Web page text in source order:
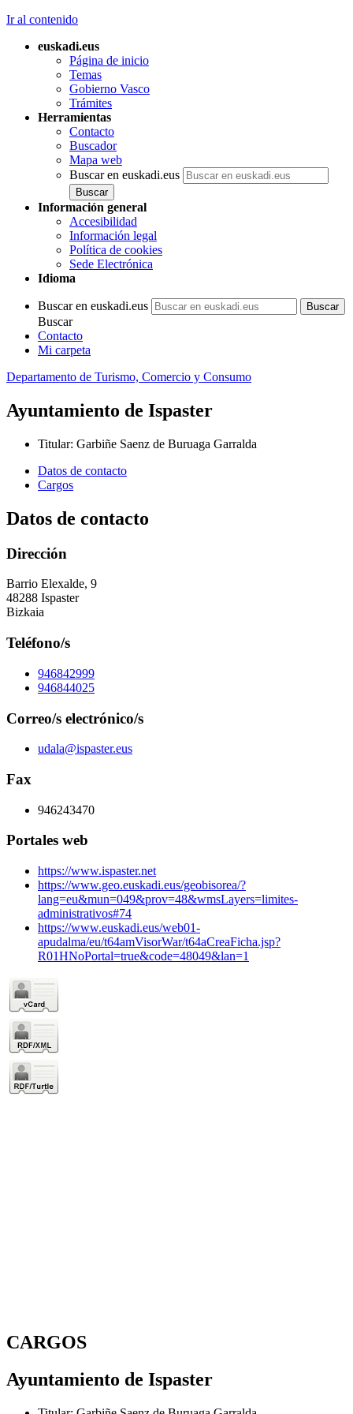
Ir al contenido
euskadi.eus
Página de inicio
Temas
Gobierno Vasco
Trámites
Herramientas
Contacto
Buscador
Mapa web
Buscar en euskadi.eus
Información general
Accesibilidad
Información legal
Política de cookies
Sede Electrónica
Idioma
Buscar en euskadi.eus
Buscar
Contacto
Mi carpeta
Departamento de Turismo, Comercio y Consumo
Ayuntamiento de Ispaster
Titular: Garbiñe Saenz de Buruaga Garralda
Datos de contacto
Cargos
Datos de contacto
Dirección
Barrio Elexalde, 9
48288 Ispaster
Bizkaia
Teléfono/s
946842999
946844025
Correo/s electrónico/s
udala@ispaster.eus
Fax
946243470
Portales web
https://www.ispaster.net
https://www.geo.euskadi.eus/geobisorea/?
lang=eu&mun=049&prov=48&wmsLayers=limites-
administrativos#74
https://www.euskadi.eus/web01-
apudalma/eu/t64amVisorWar/t64aCreaFicha.jsp?
R01HNoPortal=true&code=48049&lan=1
CARGOS
Ayuntamiento de Ispaster